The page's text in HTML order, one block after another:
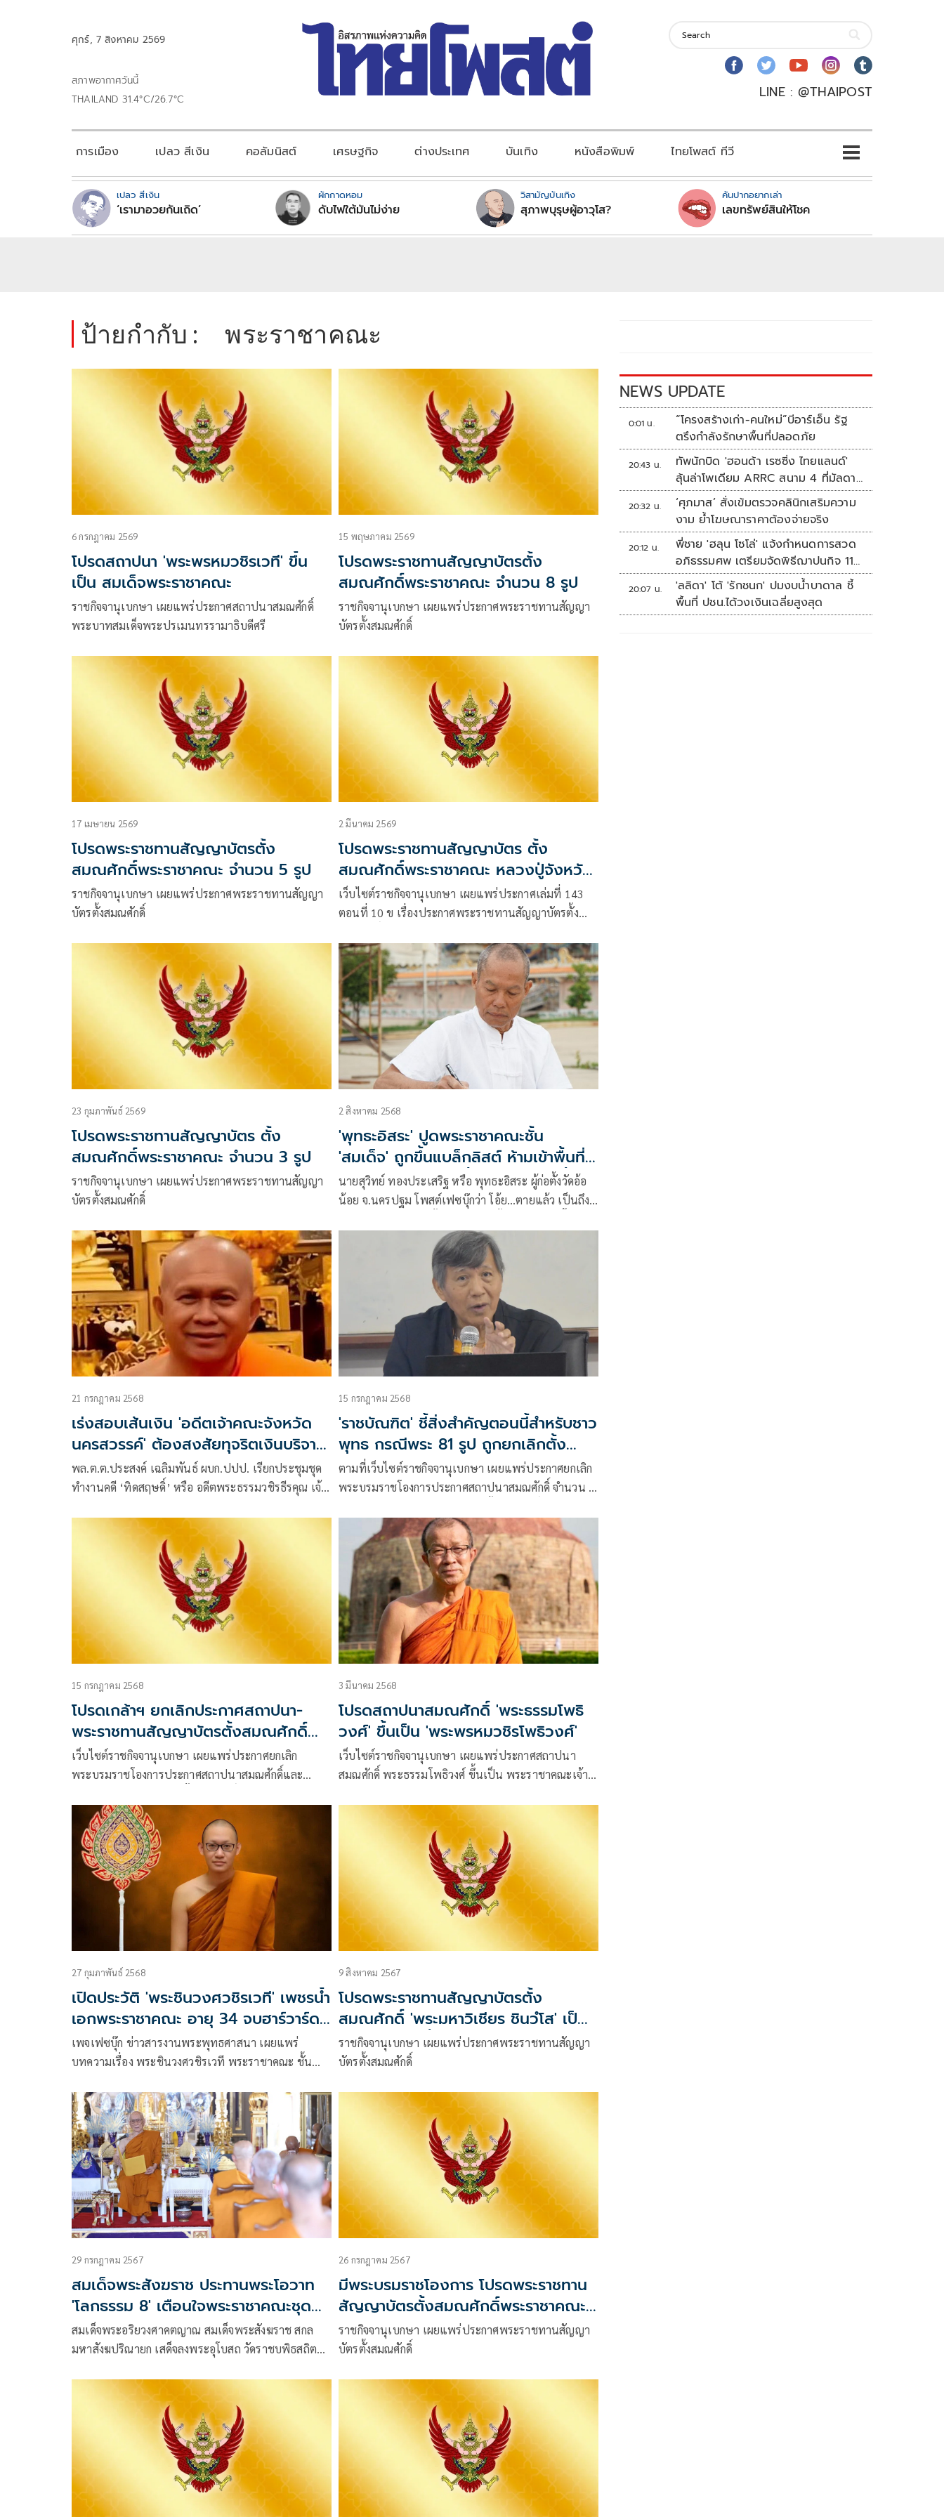
ศุกร์, 7 สิงหาคม 2569
สภาพอากาศวันนี้
THAILAND 31.4°C/26.7°C
LINE : @THAIPOST
การเมือง เปลว สีเงิน คอลัมนิสต์ เศรษฐกิจ ต่างประเทศ บันเทิง หนังสือพิมพ์ ไทยโพสต์ ทีวี
เปลว สีเงิน
‘เรามาอวยกันเถิด’
ผักกาดหอม
ดับไฟใต้มันไม่ง่าย
วิสามัญบันเทิง
สุภาพบุรุษผู้อาวุโส?
คันปากอยากเล่า
เลขทรัพย์สินให้โชค
ป้ายกำกับ : พระราชาคณะ
6 กรกฎาคม 2569
โปรดสถาปนา 'พระพรหมวชิรเวที' ขึ้น
เป็น สมเด็จพระราชาคณะ
ราชกิจจานุเบกษา เผยแพร่ประกาศสถาปนาสมณศักดิ์
พระบาทสมเด็จพระปรเมนทรรามาธิบดีศรี
15 พฤษภาคม 2569
โปรดพระราชทานสัญญาบัตรตั้ง
สมณศักดิ์พระราชาคณะ จำนวน 8 รูป
ราชกิจจานุเบกษา เผยแพร่ประกาศพระราชทานสัญญา
บัตรตั้งสมณศักดิ์
17 เมษายน 2569
โปรดพระราชทานสัญญาบัตรตั้ง
สมณศักดิ์พระราชาคณะ จำนวน 5 รูป
ราชกิจจานุเบกษา เผยแพร่ประกาศพระราชทานสัญญา
บัตรตั้งสมณศักดิ์
2 มีนาคม 2569
โปรดพระราชทานสัญญาบัตร ตั้ง
สมณศักดิ์พระราชาคณะ หลวงปู่จังหวัด
กาฬสินธุ์ 2 รูป
เว็บไซต์ราชกิจจานุเบกษา เผยแพร่ประกาศเล่มที่ 143
ตอนที่ 10 ข เรื่องประกาศพระราชทานสัญญาบัตรตั้ง
23 กุมภาพันธ์ 2569
โปรดพระราชทานสัญญาบัตร ตั้ง
สมณศักดิ์พระราชาคณะ จำนวน 3 รูป
ราชกิจจานุเบกษา เผยแพร่ประกาศพระราชทานสัญญา
บัตรตั้งสมณศักดิ์
2 สิงหาคม 2568
'พุทธะอิสระ' ปูดพระราชาคณะชั้น
'สมเด็จ' ถูกขึ้นแบล็กลิสต์ ห้ามเข้าพื้นที่
สำคัญของประเทศ จี้สำนักพุทธเร่งชี้แจง
สังคม
นายสุวิทย์ ทองประเสริฐ หรือ พุทธะอิสระ ผู้ก่อตั้งวัดอ้อ
น้อย จ.นครปฐม โพสต์เฟซบุ๊กว่า โอ้ย…ตายแล้ว เป็นถึง
ล็คลิสต์ ห้ามเข้าพื้นที่สำคัญของประเทศ
21 กรกฎาคม 2568
เร่งสอบเส้นเงิน 'อดีตเจ้าคณะจังหวัด
นครสวรรค์' ต้องสงสัยทุจริตเงินบริจาค
วัด
พล.ต.ต.ประสงค์ เฉลิมพันธ์ ผบก.ปปป. เรียกประชุมชุด
ทำงานคดี ‘ทิดสฤษดิ์’ หรือ อดีตพระธรรมวชิรธีรคุณ เจ้า
อารามหลวง เจ้าคณะจังหวัดนครสวรรค์ ที่ต้องสงสัยว่ามี
สัมพันธ์กับเศรษฐีนีปากน้ำโพ อายุ 57 ปี แล
15 กรกฎาคม 2568
'ราชบัณฑิต' ชี้สิ่งสำคัญตอนนี้สำหรับชาว
พุทธ กรณีพระ 81 รูป ถูกยกเลิกตั้ง
สมณศักดิ์พระราชาคณะ
ตามที่เว็บไซต์ราชกิจจานุเบกษา เผยแพร่ประกาศยกเลิก
พระบรมราชโองการประกาศสถาปนาสมณศักดิ์ จำนวน 4
15 กรกฎาคม 2568
โปรดเกล้าฯ ยกเลิกประกาศสถาปนา-
พระราชทานสัญญาบัตรตั้งสมณศักดิ์
รวม 81 รูป
เว็บไซต์ราชกิจจานุเบกษา เผยแพร่ประกาศยกเลิก
พระบรมราชโองการประกาศสถาปนาสมณศักดิ์และ
3 มีนาคม 2568
โปรดสถาปนาสมณศักดิ์ 'พระธรรมโพธิ
วงศ์' ขึ้นเป็น 'พระพรหมวชิรโพธิวงศ์'
เว็บไซต์ราชกิจจานุเบกษา เผยแพร่ประกาศสถาปนา
สมณศักดิ์ พระธรรมโพธิวงศ์ ขึ้นเป็น พระราชาคณะเจ้า
27 กุมภาพันธ์ 2568
เปิดประวัติ 'พระชินวงศวชิรเวที' เพชรน้ำ
เอกพระราชาคณะ อายุ 34 จบฮาร์วาร์ด-
เปรียญ 7
เพจเฟซบุ๊ก ข่าวสารงานพระพุทธศาสนา เผยแพร่
บทความเรื่อง พระชินวงศวชิรเวที พระราชาคณะ ชั้น
9 สิงหาคม 2567
โปรดพระราชทานสัญญาบัตรตั้ง
สมณศักดิ์ 'พระมหาวิเชียร ชินวํโส' เป็น
พระราชาคณะชั้นสามัญ
ราชกิจจานุเบกษา เผยแพร่ประกาศพระราชทานสัญญา
บัตรตั้งสมณศักดิ์
29 กรกฎาคม 2567
สมเด็จพระสังฆราช ประทานพระโอวาท
'โลกธรรม 8' เตือนใจพระราชาคณะชุด
ใหม่
สมเด็จพระอริยวงศาคตญาณ สมเด็จพระสังฆราช สกล
มหาสังฆปริณายก เสด็จลงพระอุโบสถ วัดราชบพิธสถิต
รับพระราชทานสถาปนา เลื่อน และตั้งสมณศักดิ์
26 กรกฎาคม 2567
มีพระบรมราชโองการ โปรดพระราชทาน
สัญญาบัตรตั้งสมณศักดิ์พระราชาคณะ
5 รูป
ราชกิจจานุเบกษา เผยแพร่ประกาศพระราชทานสัญญา
บัตรตั้งสมณศักดิ์
NEWS UPDATE
0:01 น.
“โครงสร้างเก่า-คนใหม่”บีอาร์เอ็น รัฐ
ตรึงกำลังรักษาพื้นที่ปลอดภัย
20:43 น.
ทัพนักบิด 'ฮอนด้า เรซซิ่ง ไทยแลนด์'
ลุ้นล่าโพเดียม ARRC สนาม 4 ที่มัลดาลิ
กา
20:32 น.
‘ศุภมาส’ สั่งเข้มตรวจคลินิกเสริมความ
งาม ย้ำโฆษณาราคาต้องจ่ายจริง
20:12 น.
พี่ชาย 'ฮลุน โซโล่' แจ้งกำหนดการสวด
อภิธรรมศพ เตรียมจัดพิธีฌาปนกิจ 11
ส.ค.
20:07 น.
'ลลิดา' โต้ 'รักชนก' ปมงบน้ำบาดาล ชี้
พื้นที่ ปชน.ได้วงเงินเฉลี่ยสูงสุด